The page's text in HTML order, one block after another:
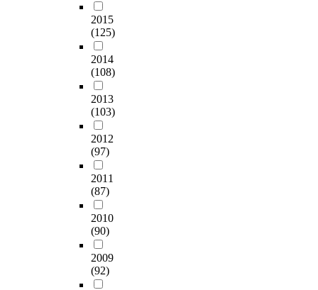
2015
(125)
2014
(108)
2013
(103)
2012
(97)
2011
(87)
2010
(90)
2009
(92)